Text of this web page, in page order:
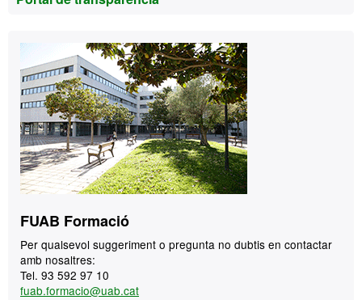
Contacte
FUAB Formació
Per qualsevol suggeriment o pregunta no dubtis en contactar
amb nosaltres:
Tel. 93 592 97 10
fuab.formacio@uab.cat